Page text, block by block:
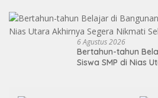
6 Agustus 2026
Bertahun-tahun
Siswa SMP di Nias